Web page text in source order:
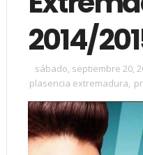
2014/
sábado, septiembre 20,
plasencia extremadura,